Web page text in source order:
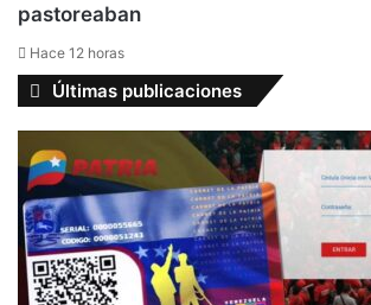
pastoreaban
Hace 12 horas
Últimas publicaciones